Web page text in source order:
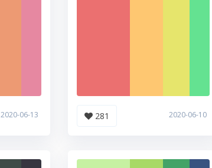
2020-06-13 281 2020-06-10